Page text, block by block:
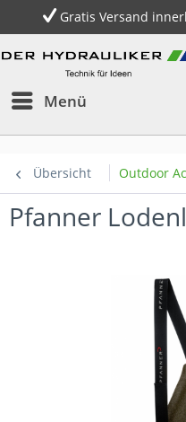
Gratis Versand
Menü
Übersicht Outdoor
Pfanner